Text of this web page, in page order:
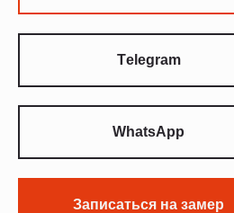
Тelegram
WhatsApp
Записаться на замер